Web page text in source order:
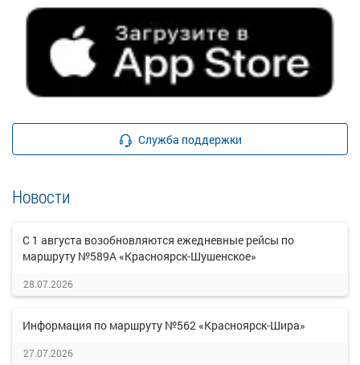
Служба поддержки
Новости
С 1 августа возобновляются ежедневные рейсы по
маршруту №589А «Красноярск-Шушенское»
28.07.2026
Информация по маршруту №562 «Красноярск-Шира»
27.07.2026